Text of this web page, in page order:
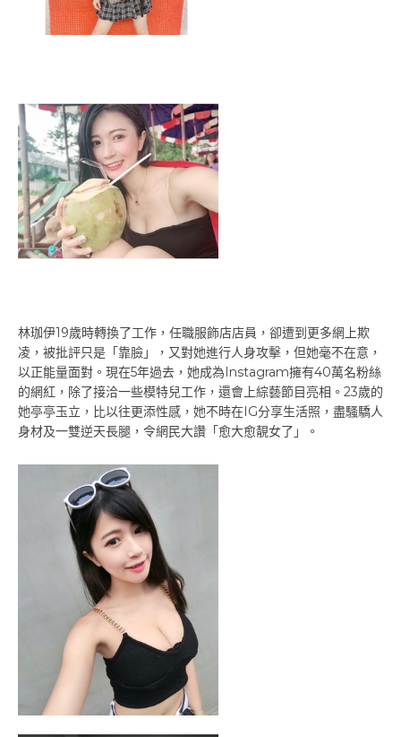
林珈伊19歲時轉換了工作，任職服飾店店員，卻遭到更多網上欺
凌，被批評只是「靠臉」，又對她進行人身攻擊，但她毫不在意，
以正能量面對。現在5年過去，她成為Instagram擁有40萬名粉絲
的網紅，除了接洽一些模特兒工作，還會上綜藝節目亮相。23歲的
她亭亭玉立，比以往更添性感，她不時在IG分享生活照，盡騷驕人
身材及一雙逆天長腿，令網民大讚「愈大愈靚女了」。